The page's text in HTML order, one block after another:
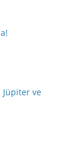
Jüpiter ve